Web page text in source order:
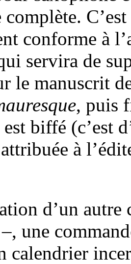
complète.
conforme à
servira de
le manuscrit
, puis
biffé (c’est
à
d’un autre
une
calendrier